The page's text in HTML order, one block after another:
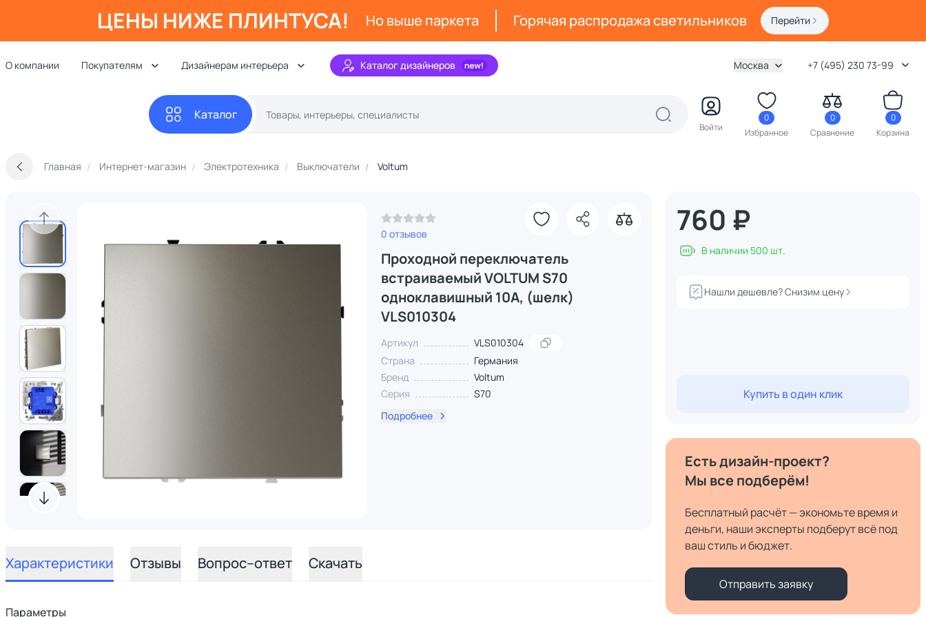
ЦЕНЫ НИЖЕ ПЛИНТУСА! Но выше паркета Горячая распродажа светильников Перейти
О компании Покупателям Дизайнерам интерьера Каталог дизайнеров Москва +7 (495) 230 73-99
Каталог
Войти
0
Избранное
0
Сравнение
0
Корзина
Главная Интернет-магазин Электротехника Выключатели Voltum
0 отзывов
Проходной переключатель
встраиваемый VOLTUM S70
одноклавишный 10А, (шелк)
VLS010304
Артикул
VLS010304
Страна
Германия
Бренд
Voltum
Серия
S70
Подробнее
Характеристики Отзывы Вопрос–ответ Скачать
Параметры
Закрыть 760 ₽
В наличии 500 шт.
Нашли дешевле? Снизим цену
Купить в один клик
Есть дизайн-проект?
Мы все подберём!
Бесплатный расчёт — экономьте время и
деньги, наши эксперты подберут всё под
ваш стиль и бюджет.
Отправить заявку